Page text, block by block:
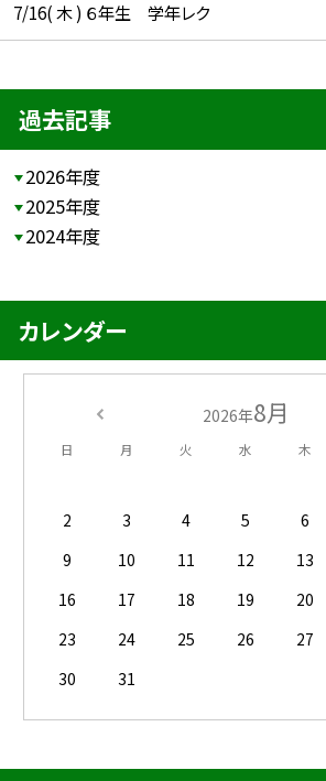
7/16( 木 ) ６年生 学年レク
過去記事
2026年度
2025年度
2024年度
カレンダー
2026年8月
日 月 火 水 木
2
3 4 5 6
9
10 11 12 13
16
17 18 19 20
23
24 25 26 27
30
31